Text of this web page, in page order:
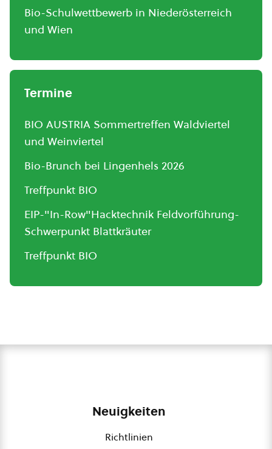
Bio-Schulwettbewerb in Niederösterreich
und Wien
Termine
BIO AUSTRIA Sommertreffen Waldviertel
und Weinviertel
Bio-Brunch bei Lingenhels 2026
Treffpunkt BIO
EIP-"In-Row"Hacktechnik Feldvorführung-
Schwerpunkt Blattkräuter
Treffpunkt BIO
Neuigkeiten
Richtlinien